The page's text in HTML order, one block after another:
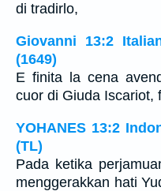
di tradirlo,
Giovanni 13:2
(1649)
E finita la cena
cuor di Giuda Iscariot,
YOHANES 13:2
(TL)
Pada ketika
menggerakkan hati